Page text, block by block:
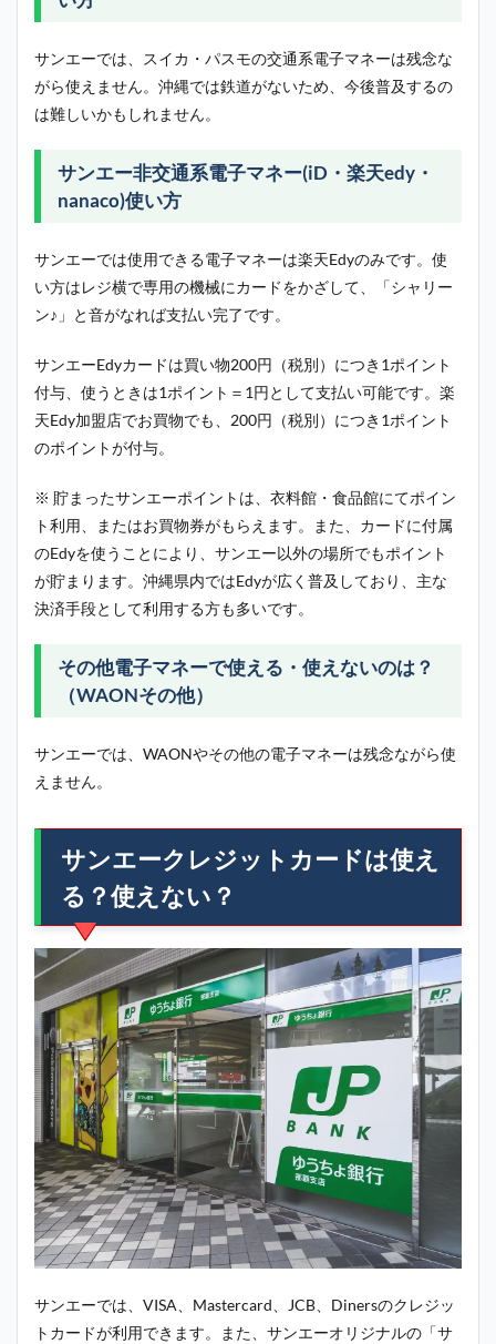
サンエーでは、スイカ・パスモの交通系電子マネーは残念な
がら使えません。沖縄では鉄道がないため、今後普及するの
は難しいかもしれません。
サンエー非交通系電子マネー(iD・楽天edy・
nanaco)使い方
サンエーでは使用できる電子マネーは楽天Edyのみです。使
い方はレジ横で専用の機械にカードをかざして、「シャリー
ン♪」と音がなれば支払い完了です。
サンエーEdyカードは買い物200円（税別）につき1ポイント
付与、使うときは1ポイント＝1円として支払い可能です。楽
天Edy加盟店でお買物でも、200円（税別）につき1ポイント
のポイントが付与。
※ 貯まったサンエーポイントは、衣料館・食品館にてポイン
ト利用、またはお買物券がもらえます。また、カードに付属
のEdyを使うことにより、サンエー以外の場所でもポイント
が貯まります。沖縄県内ではEdyが広く普及しており、主な
決済手段として利用する方も多いです。
その他電子マネーで使える・使えないのは？
（WAONその他）
サンエーでは、WAONやその他の電子マネーは残念ながら使
えません。
サンエークレジットカードは使え
る？使えない？
サンエーでは、VISA、Mastercard、JCB、Dinersのクレジッ
トカードが利用できます。また、サンエーオリジナルの「サ